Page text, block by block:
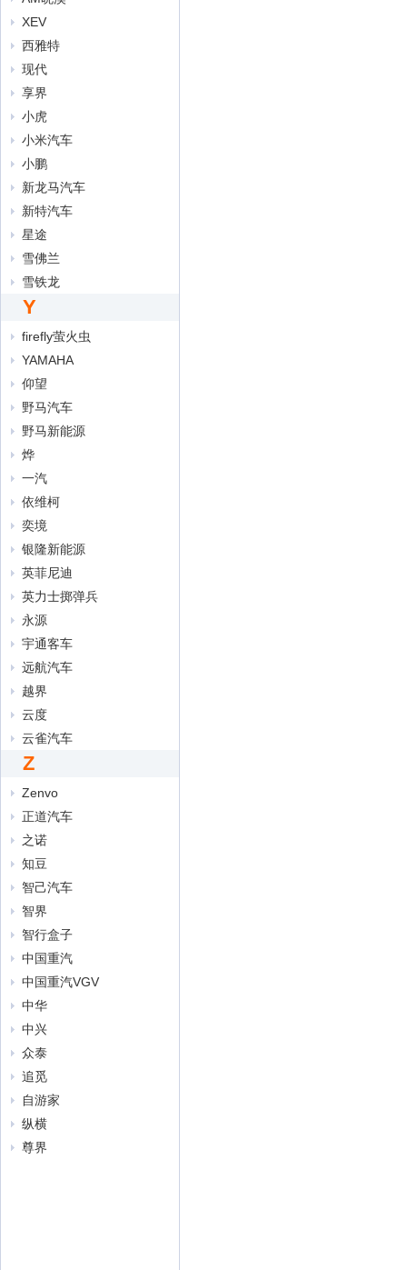
XEV
西雅特
现代
享界
小虎
小米汽车
小鹏
新龙马汽车
新特汽车
星途
雪佛兰
雪铁龙
Y
firefly萤火虫
YAMAHA
仰望
野马汽车
野马新能源
烨
一汽
依维柯
奕境
银隆新能源
英菲尼迪
英力士掷弹兵
永源
宇通客车
远航汽车
越界
云度
云雀汽车
Z
Zenvo
正道汽车
之诺
知豆
智己汽车
智界
智行盒子
中国重汽
中国重汽VGV
中华
中兴
众泰
追觅
自游家
纵横
尊界